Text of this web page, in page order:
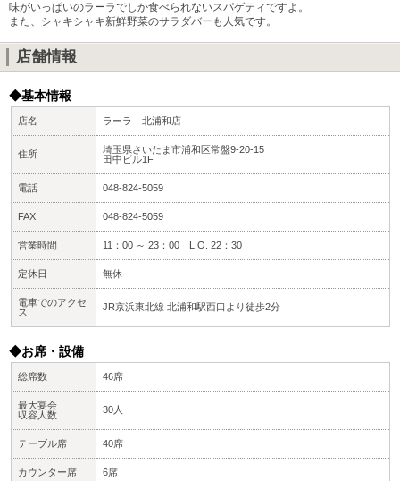
味がいっぱいのラーラでしか食べられないスパゲティですよ。
また、シャキシャキ新鮮野菜のサラダバーも人気です。
店舗情報
◆基本情報
店名 ラーラ 北浦和店
住所
埼玉県さいたま市浦和区常盤9-20-15
田中ビル1F
電話 048-824-5059
FAX 048-824-5059
営業時間 11：00 ～ 23：00 L.O. 22：30
定休日 無休
電車でのアクセ
ス
JR京浜東北線 北浦和駅西口より徒歩2分
◆お席・設備
総席数 46席
最大宴会
収容人数
30人
テーブル席 40席
カウンター席 6席